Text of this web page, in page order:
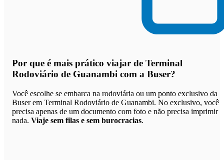
Por que é mais prático viajar de Terminal
Rodoviário de Guanambi com a Buser?
Você escolhe se embarca na rodoviária ou um ponto exclusivo da
Buser em Terminal Rodoviário de Guanambi. No exclusivo, você
precisa apenas de um documento com foto e não precisa imprimir
nada. Viaje sem filas e sem burocracias.